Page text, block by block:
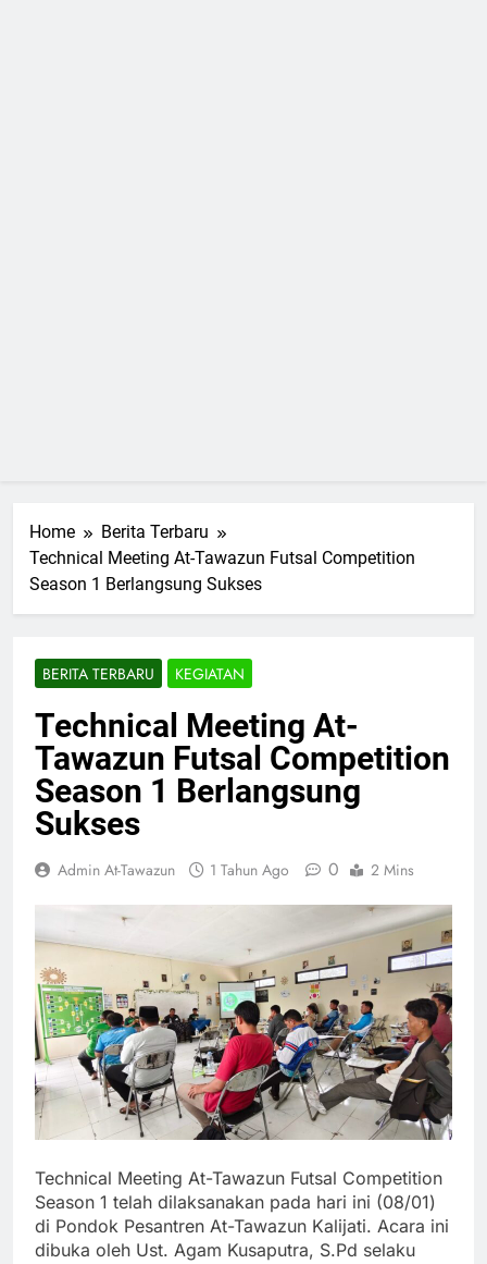
Home
Berita Terbaru
Technical Meeting At-Tawazun Futsal Competition
Season 1 Berlangsung Sukses
BERITA TERBARU KEGIATAN
Technical Meeting At-
Tawazun Futsal Competition
Season 1 Berlangsung
Sukses
Admin At-Tawazun 1 Tahun Ago 0 2 Mins
Technical Meeting At-Tawazun Futsal Competition
Season 1 telah dilaksanakan pada hari ini (08/01)
di Pondok Pesantren At-Tawazun Kalijati. Acara ini
dibuka oleh Ust. Agam Kusaputra, S.Pd selaku